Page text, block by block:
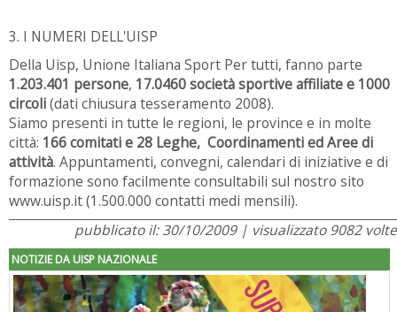
3. I NUMERI DELL'UISP
Della Uisp, Unione Italiana Sport Per tutti, fanno parte
1.203.401 persone, 17.0460 società sportive affiliate e 1000
circoli(dati chiusura tesseramento 2008).
Siamo presenti in tutte le regioni, le province e in molte
città: 166 comitati e 28 Leghe, Coordinamenti ed Aree di
attività. Appuntamenti, convegni, calendari di iniziative e di
formazione sono facilmente consultabili sul nostro sito
www.uisp.it (1.500.000 contatti medi mensili).
pubblicato il: 30/10/2009 | visualizzato 9082 volte
NOTIZIE DA UISP NAZIONALE